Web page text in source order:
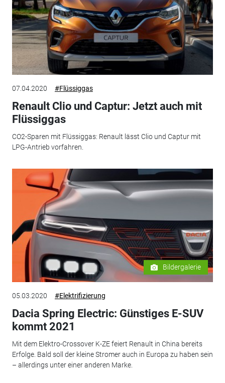
07.04.2020 #Flüssiggas
Renault Clio und Captur: Jetzt auch mit
Flüssiggas
CO2-Sparen mit Flüssiggas: Renault lässt Clio und Captur mit
LPG-Antrieb vorfahren.
Bildergalerie
05.03.2020 #Elektrifizierung
Dacia Spring Electric: Günstiges E-SUV
kommt 2021
Mit dem Elektro-Crossover K-ZE feiert Renault in China bereits
Erfolge. Bald soll der kleine Stromer auch in Europa zu haben sein
– allerdings unter einer anderen Marke.